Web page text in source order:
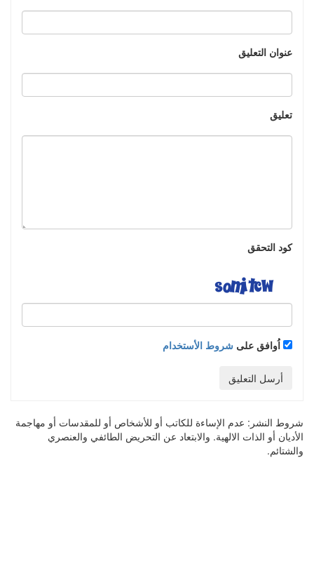
عنوان التعليق
تعليق
كود التحقق
اُوافق على شروط الأستخدام
أرسل التعليق
شروط النشر: عدم الإساءة للكاتب أو للأشخاص أو للمقدسات أو مهاجمة
الأديان أو الذات الالهية. والابتعاد عن التحريض الطائفي والعنصري
والشتائم.